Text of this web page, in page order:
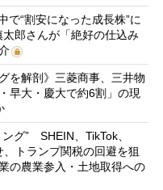
で“割安になった成長株”に
郎さんが「絶好の仕込み
を解剖》三菱商事、三井物
早大・慶大で約6割」の現
グ” SHEIN、TikTok、
トランプ関税の回避を狙
の農業参入・土地取得への